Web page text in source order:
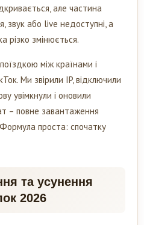
але частина
звук або live недоступні, а
різко змінюється.
між країнами і
Ми звірили IP, відключили
увімкнули і оновили
– повне завантаження
проста: спочатку
та усунення
2026